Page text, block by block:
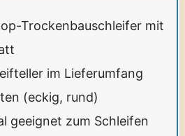
Trockenbauschleifer mit
im Lieferumfang
(eckig, rund)
geeignet zum Schleifen